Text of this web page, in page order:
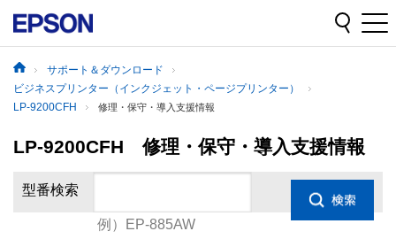
サポート＆ダウンロード
ビジネスプリンター（インクジェット・ページプリンター）
LP-9200CFH
修理・保守・導入支援情報
LP-9200CFH 修理・保守・導入支援情報
型番検索
例）EP-885AW